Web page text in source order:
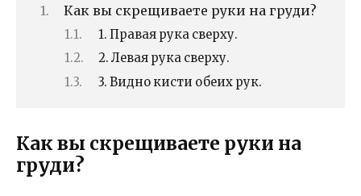
Как вы скрещиваете руки на груди?
1. Правая рука сверху.
2. Левая рука сверху.
3. Видно кисти обеих рук.
Как вы скрещиваете руки на
груди?